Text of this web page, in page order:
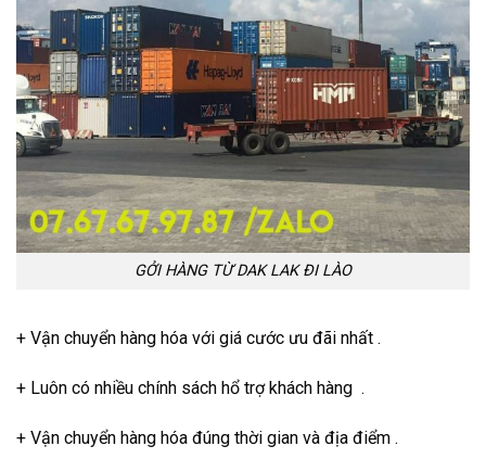
GỞI HÀNG TỪ DAK LAK ĐI LÀO
+ Vận chuyển hàng hóa với giá cước ưu đãi nhất .
+ Luôn có nhiều chính sách hổ trợ khách hàng .
+ Vận chuyển hàng hóa đúng thời gian và địa điểm .